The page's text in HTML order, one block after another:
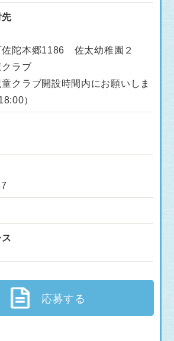
先
佐陀本郷1186 佐太幼稚園２
ラブ
クラブ開設時間内にお願いしま
）
応募する